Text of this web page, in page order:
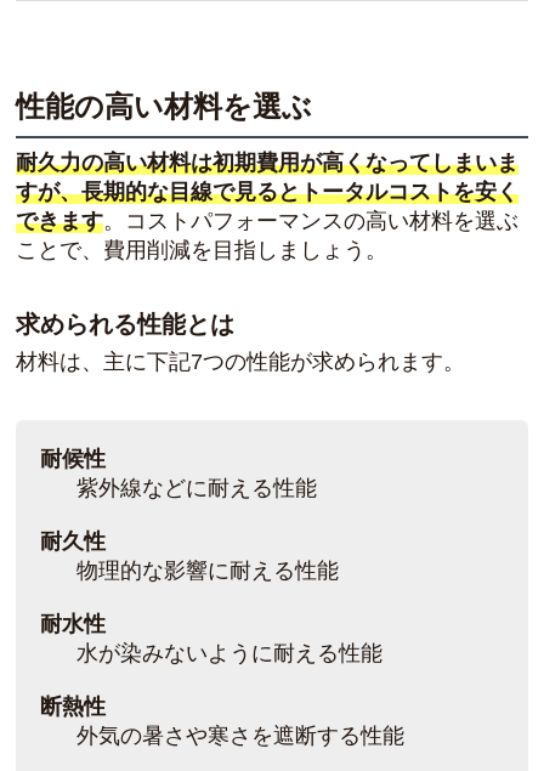
性能の高い材料を選ぶ
耐久力の高い材料は初期費用が高くなってしまいま
すが、長期的な目線で見るとトータルコストを安く
できます。コストパフォーマンスの高い材料を選ぶ
ことで、費用削減を目指しましょう。
求められる性能とは
材料は、主に下記7つの性能が求められます。
耐候性
紫外線などに耐える性能
耐久性
物理的な影響に耐える性能
耐水性
水が染みないように耐える性能
断熱性
外気の暑さや寒さを遮断する性能